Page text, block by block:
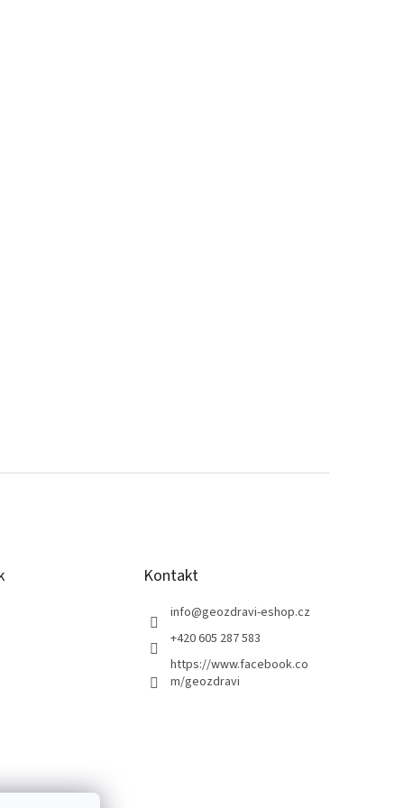
Kontakt
info@geozdravi-eshop.cz
+420 605 287 583
https://www.facebook.co
m/geozdravi